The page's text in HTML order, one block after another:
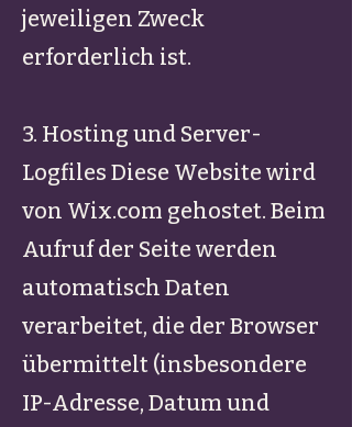
jeweiligen Zweck
erforderlich ist.
3. Hosting und Server-
Logfiles Diese Website wird
von Wix.com gehostet. Beim
Aufruf der Seite werden
automatisch Daten
verarbeitet, die der Browser
übermittelt (insbesondere
IP-Adresse, Datum und